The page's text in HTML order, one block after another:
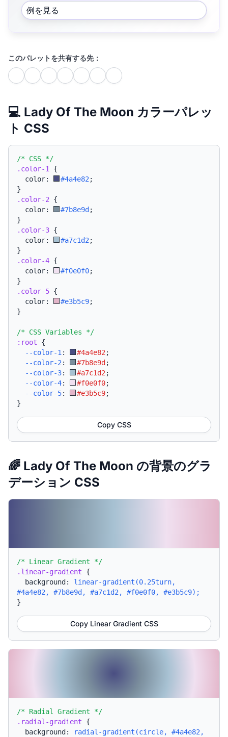
例を見る
このパレットを共有する先：
💻 Lady Of The Moon カラーパレッ
ト CSS
/* CSS */
.color-1
{
  color:
#4a4e82 ;
}
.color-2 {
  color:
#7b8e9d ;
}
.color-3 {
  color:
#a7c1d2 ;
}
.color-4 {
  color:
#f0e0f0;
}
.color-5 {
  color:
#e3b5c9;
}
/* CSS Variables */
:root {
--color-1 : #4a4e82 ;
--color-2 : #7b8e9d ;
--color-3: #a7c1d2 ;
--color-4: #f0e0f0;
--color-5: #e3b5c9;
}
Copy CSS
🌈 Lady Of The Moon の背景のグラ
デーション CSS
/* Linear Gradient */
.linear-gradient {
background: linear-gradient(0.25turn,
#4a4e82, #7b8e9d, #a7c1d2, #f0e0f0, #e3b5c9);
}
Copy Linear Gradient CSS
/* Radial Gradient */
.radial-gradient {
background:
radial-gradient(circle, #4a4e82,